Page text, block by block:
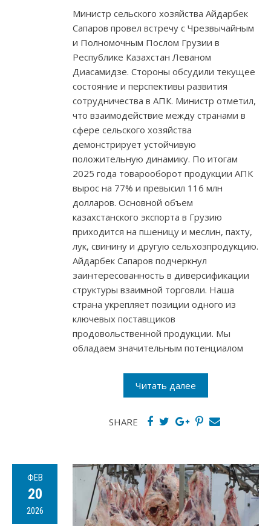
Министр сельского хозяйства Айдарбек
Сапаров провел встречу с Чрезвычайным
и Полномочным Послом Грузии в
Республике Казахстан Леваном
Диасамидзе. Стороны обсудили текущее
состояние и перспективы развития
сотрудничества в АПК. Министр отметил,
что взаимодействие между странами в
сфере сельского хозяйства
демонстрирует устойчивую
положительную динамику. По итогам
2025 года товарооборот продукции АПК
вырос на 77% и превысил 116 млн
долларов. Основной объем
казахстанского экспорта в Грузию
приходится на пшеницу и меслин, пахту,
лук, свинину и другую сельхозпродукцию.
Айдарбек Сапаров подчеркнул
заинтересованность в диверсификации
структуры взаимной торговли. Наша
страна укрепляет позиции одного из
ключевых поставщиков
продовольственной продукции. Мы
обладаем значительным потенциалом
Читать далее
SHARE
ФЕВ
20
2026